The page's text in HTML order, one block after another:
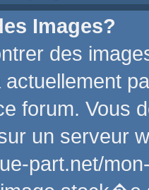
Images?
des
actuellement
forum. Vous
un serveur
part.net/